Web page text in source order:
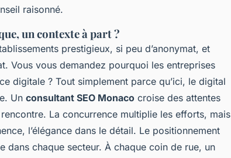
raisonné.
un contexte à part ?
prestigieux, si peu d’anonymat, et
Vous vous demandez pourquoi les entreprises
digitale ? Tout simplement parce qu’ici, le digital
Un consultant SEO Monaco croise des attentes
La concurrence multiplie les efforts, mais
l’élégance dans le détail. Le positionnement
dans chaque secteur. À chaque coin de rue, un